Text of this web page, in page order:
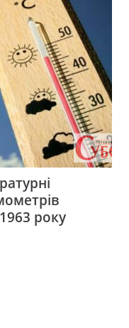
року